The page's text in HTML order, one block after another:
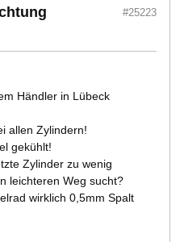
#25223
Händler in Lübeck
allen Zylindern!
gekühlt!
Zylinder zu wenig
leichteren Weg sucht?
wirklich 0,5mm Spalt